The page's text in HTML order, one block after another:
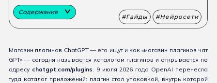
Содержание
Гайды Нейросети
Магазин плагинов ChatGPT — его ищут и как «магазин плагинов чат
GPT» — сегодня называется каталогом плагинов и открывается по
адресу chatgpt.com/plugins. 9 июля 2026 года OpenAI перенесла
туда каталог приложений: плагин стал упаковкой, внутрь которой